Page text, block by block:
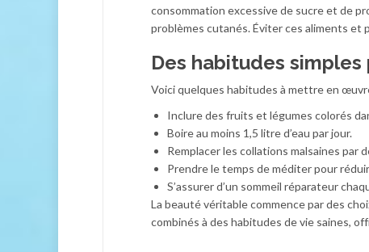
consommation excessive de sucre et de
problèmes cutanés. Éviter ces aliments et
Des habitudes
Voici quelques habitudes à mettre en
Inclure des fruits et légumes colorés
Boire au moins 1,5 litre d’eau par jour.
Remplacer les collations malsaines par
Prendre le temps de méditer pour
S’assurer d’un sommeil réparateur
La beauté véritable commence par des
combinés à des habitudes de vie saines,